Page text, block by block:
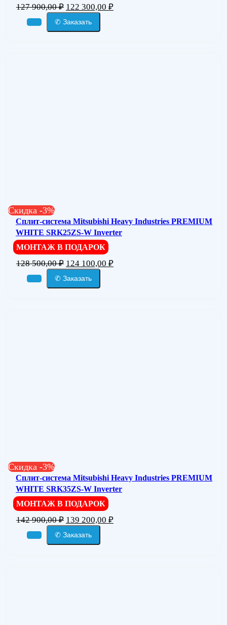
127 900,00₽ 122 300,00 ₽
✆ Заказать
Скидка -3%
Сплит-система Mitsubishi Heavy Industries PREMIUM
WHITE SRK25ZS-W Inverter
МОНТАЖ В ПОДАРОК
128 500,00₽ 124 100,00 ₽
✆ Заказать
Скидка -3%
Сплит-система Mitsubishi Heavy Industries PREMIUM
WHITE SRK35ZS-W Inverter
МОНТАЖ В ПОДАРОК
142 900,00₽ 139 200,00 ₽
✆ Заказать